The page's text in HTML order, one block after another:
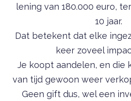
lening van 180.000 euro,
10 jaar.
Dat betekent dat elke
keer zoveel
Je koopt aandelen, en die
van tijd gewoon weer
Geen gift dus, wel een